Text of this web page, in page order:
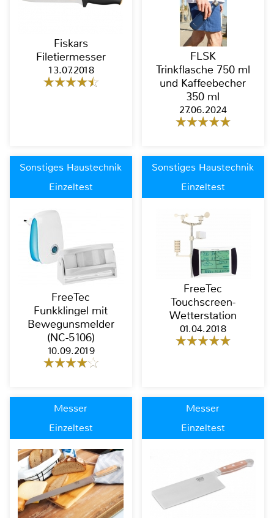
Fiskars
Filetiermesser
13.07.2018
FLSK
Trinkflasche 750 ml
und Kaffeebecher
350 ml
27.06.2024
Sonstiges Haustechnik
Einzeltest
FreeTec
Funkklingel mit
Bewegunsmelder
(NC-5106)
10.09.2019
Sonstiges Haustechnik
Einzeltest
FreeTec
Touchscreen-
Wetterstation
01.04.2018
Messer
Einzeltest
Messer
Einzeltest